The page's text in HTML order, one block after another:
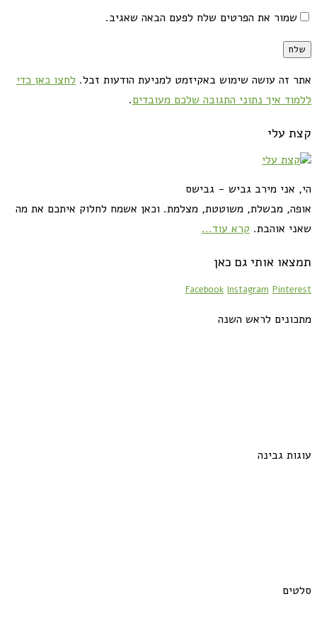
שמור את הפרטים שלח לפעם הבאה שאגיב.
אתר זה עושה שימוש באקיזמט למניעת הודעות זבל. לחצו כאן כדי
ללמוד איך נתוני התגובה שלכם מעובדים.
קצת עלי
הי, אני מירב גביש - גבישס
אופה, מבשלת, משוטטת, מצלמת. וכאן אשמח לחלוק איתכם את מה
שאני אוהבת. קרא עוד...
תמצאו אותי גם כאן
Facebook Instagram Pinterest
מתכונים לראש השנה
עוגות גבינה
סלטים